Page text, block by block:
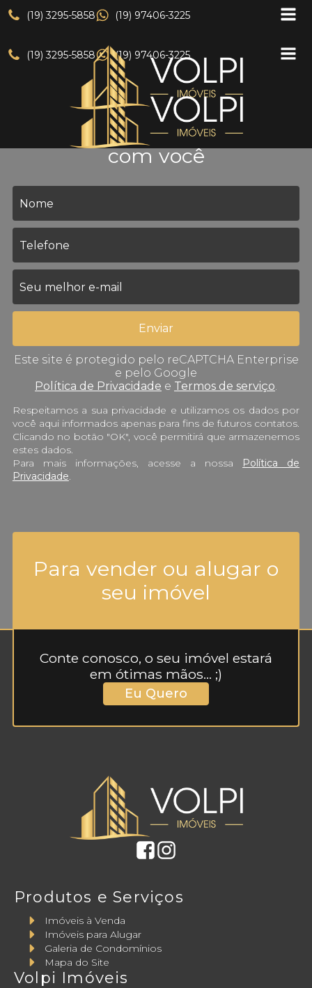
(19) 3295-5858 (19) 97406-3225
(19) 3295-5858 (19) 97406-3225
Nós entramos em contato
com você
Este site é protegido pelo reCAPTCHA Enterprise
e pelo Google
Política de Privacidade e Termos de serviço.
Respeitamos a sua privacidade e utilizamos os dados por
você aqui informados apenas para fins de futuros contatos.
Clicando no botão "OK", você permitirá que armazenemos
estes dados.
Para mais informações, acesse a nossa
Política de
Privacidade.
Para vender ou alugar o
seu imóvel
Conte conosco, o seu imóvel estará
em ótimas mãos... ;)
Eu Quero
Produtos e Serviços
Imóveis à Venda
Imóveis para Alugar
Galeria de Condomínios
Mapa do Site
Volpi Imóveis